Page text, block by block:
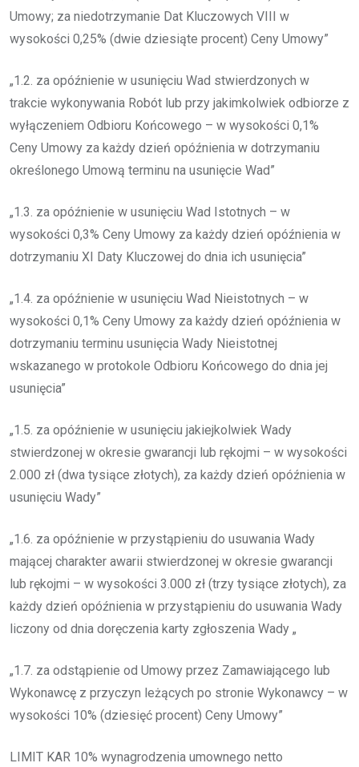
Umowy; za niedotrzymanie Dat Kluczowych VIII w
wysokości 0,25% (dwie dziesiąte procent) Ceny Umowy”
„1.2. za opóźnienie w usunięciu Wad stwierdzonych w
trakcie wykonywania Robót lub przy jakimkolwiek odbiorze z
wyłączeniem Odbioru Końcowego – w wysokości 0,1%
Ceny Umowy za każdy dzień opóźnienia w dotrzymaniu
określonego Umową terminu na usunięcie Wad”
„1.3. za opóźnienie w usunięciu Wad Istotnych – w
wysokości 0,3% Ceny Umowy za każdy dzień opóźnienia w
dotrzymaniu XI Daty Kluczowej do dnia ich usunięcia”
„1.4. za opóźnienie w usunięciu Wad Nieistotnych – w
wysokości 0,1% Ceny Umowy za każdy dzień opóźnienia w
dotrzymaniu terminu usunięcia Wady Nieistotnej
wskazanego w protokole Odbioru Końcowego do dnia jej
usunięcia”
„1.5. za opóźnienie w usunięciu jakiejkolwiek Wady
stwierdzonej w okresie gwarancji lub rękojmi – w wysokości
2.000 zł (dwa tysiące złotych), za każdy dzień opóźnienia w
usunięciu Wady”
„1.6. za opóźnienie w przystąpieniu do usuwania Wady
mającej charakter awarii stwierdzonej w okresie gwarancji
lub rękojmi – w wysokości 3.000 zł (trzy tysiące złotych), za
każdy dzień opóźnienia w przystąpieniu do usuwania Wady
liczony od dnia doręczenia karty zgłoszenia Wady „
„1.7. za odstąpienie od Umowy przez Zamawiającego lub
Wykonawcę z przyczyn leżących po stronie Wykonawcy – w
wysokości 10% (dziesięć procent) Ceny Umowy”
LIMIT KAR 10% wynagrodzenia umownego netto